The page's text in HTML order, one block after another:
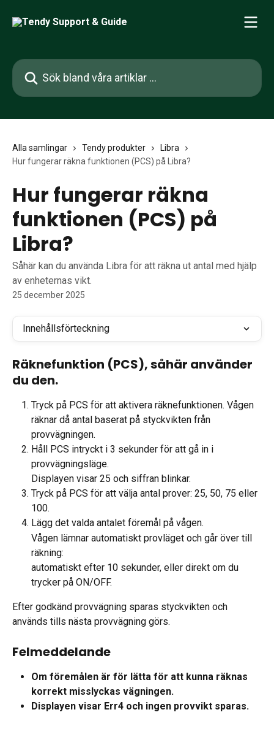
Sök bland våra artiklar …
Alla samlingar Tendy produkter
Libra
Hur fungerar räkna funktionen (PCS) på Libra?
Hur fungerar räkna
funktionen (PCS) på
Libra?
Såhär kan du använda Libra för att räkna ut antal med hjälp
av enheternas vikt.
25 december 2025
Innehållsförteckning
Räknefunktion (PCS), såhär använder
du den.
Tryck på PCS för att aktivera räknefunktionen. Vågen
räknar då antal baserat på styckvikten från
provvägningen.
Håll PCS intryckt i 3 sekunder för att gå in i
provvägningsläge.
Displayen visar 25 och siffran blinkar.
Tryck på PCS för att välja antal prover: 25, 50, 75 eller
100.
Lägg det valda antalet föremål på vågen.
Vågen lämnar automatiskt provläget och går över till
räkning:
automatiskt efter 10 sekunder, eller direkt om du
trycker på ON/OFF.
Efter godkänd provvägning sparas styckvikten och
används tills nästa provvägning görs.
Felmeddelande
Om föremålen är för lätta för att kunna räknas
korrekt misslyckas vägningen.
Displayen visar Err4 och ingen provvikt sparas.